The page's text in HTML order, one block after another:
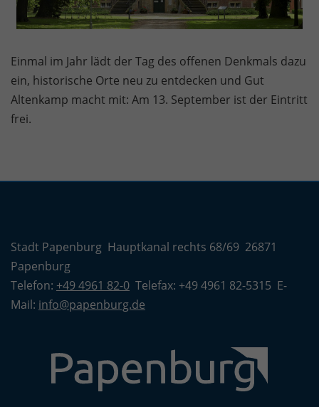
Einmal im Jahr lädt der Tag des offenen Denkmals dazu
ein, historische Orte neu zu entdecken und Gut
Altenkamp macht mit: Am 13. September ist der Eintritt
frei.
Stadt Papenburg Hauptkanal rechts 68/69 26871
Papenburg
Telefon: +49 4961 82-0 Telefax: +49 4961 82-5315 E-
Mail: info@papenburg.de